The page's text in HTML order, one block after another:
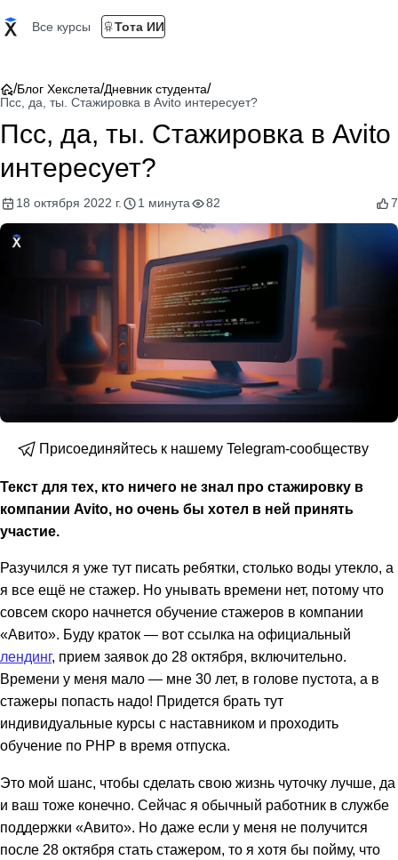
Все курсы Тота ИИ
/Блог Хекслета/Дневник студента/
Псс, да, ты. Стажировка в Avito интересует?
Псс, да, ты. Стажировка в Avito
интересует?
18 октября 2022 г. 1 минута 82 7
Присоединяйтесь к нашему Telegram-сообществу
Текст для тех, кто ничего не знал про стажировку в
компании Avito, но очень бы хотел в ней принять
участие.
Разучился я уже тут писать ребятки, столько воды утекло, а
я все ещё не стажер. Но унывать времени нет, потому что
совсем скоро начнется обучение стажеров в компании
«Авито». Буду краток — вот ссылка на официальный
лендинг, прием заявок до 28 октября, включительно.
Времени у меня мало — мне 30 лет, в голове пустота, а в
стажеры попасть надо! Придется брать тут
индивидуальные курсы с наставником и проходить
обучение по PHP в время отпуска.
Это мой шанс, чтобы сделать свою жизнь чуточку лучше, да
и ваш тоже конечно. Сейчас я обычный работник в службе
поддержки «Авито». Но даже если у меня не получится
после 28 октября стать стажером, то я хотя бы пойму, что